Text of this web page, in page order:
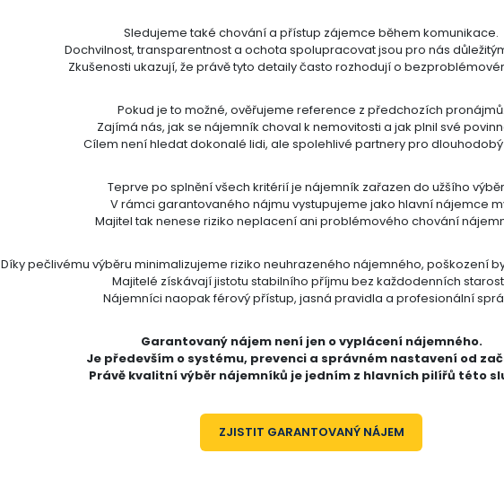
Sledujeme také chování a přístup zájemce během komunikace.
Dochvilnost, transparentnost a ochota spolupracovat jsou pro nás
Zkušenosti ukazují, že právě tyto detaily často rozhodují o
Pokud je to možné, ověřujeme reference z předchozích pronájmů.
Zajímá nás, jak se nájemník choval k nemovitosti a jak plnil své
Cílem není hledat dokonalé lidi, ale spolehlivé partnery pro dlouhodobý
Teprve po splnění všech kritérií je nájemník zařazen do užšího
V rámci garantovaného nájmu vystupujeme jako hlavní nájemce
Majitel tak nenese riziko neplacení ani problémového chování
Díky pečlivému výběru minimalizujeme riziko neuhrazeného nájemného, poškození
Majitelé získávají jistotu stabilního příjmu bez každodenních
Nájemníci naopak férový přístup, jasná pravidla a profesionální
Garantovaný nájem není jen o vyplácení nájemného.
Je především o systému, prevenci a správném nastavení od
Právě kvalitní výběr nájemníků je jedním z hlavních pilířů této
ZJISTIT GARANTOVANÝ NÁJEM